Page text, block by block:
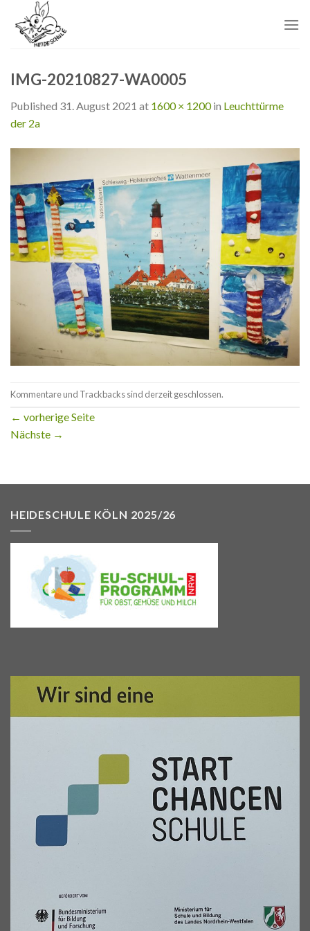
content
IMG-20210827-WA0005
Published 31. August 2021 at 1600 × 1200in Leuchttürme
der 2a
Kommentare und Trackbacks sind derzeit geschlossen.
← vorherige Seite
Nächste →
HEIDESCHULE KÖLN 2025/26